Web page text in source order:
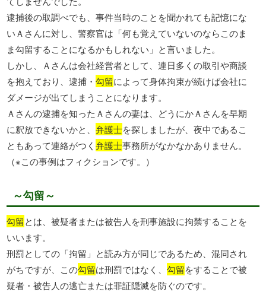
逮捕後の取調べでも、事件当時のことを聞かれても記憶にな
いＡさんに対し、警察官は「何も覚えていないのならこのま
ま勾留することになるかもしれない」と言いました。
しかし、Ａさんは会社経営者として、連日多くの取引や商談
を抱えており、逮捕・勾留によって身体拘束が続けば会社に
ダメージが出てしまうことになります。
Ａさんの逮捕を知ったＡさんの妻は、どうにかＡさんを早期
に釈放できないかと、弁護士を探しましたが、夜中であるこ
ともあって連絡がつく弁護士事務所がなかなかありません。
（※この事例はフィクションです。）
～勾留～
勾留とは、被疑者または被告人を刑事施設に拘禁することを
いいます。
刑罰としての「拘留」と読み方が同じであるため、混同され
がちですが、この勾留は刑罰ではなく、勾留をすることで被
疑者・被告人の逃亡または罪証隠滅を防ぐのです。